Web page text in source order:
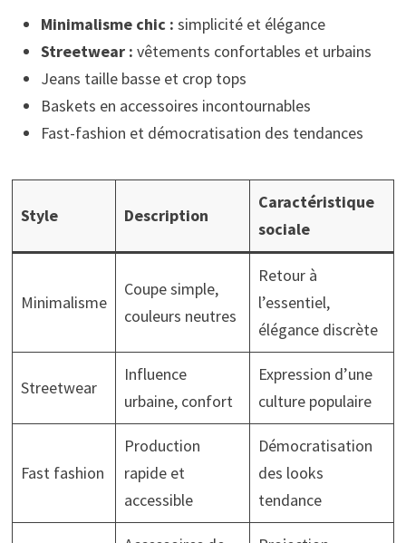
Minimalisme chic : simplicité et élégance
Streetwear : vêtements confortables et urbains
Jeans taille basse et crop tops
Baskets en accessoires incontournables
Fast-fashion et démocratisation des tendances
Style Description
Caractéristique
sociale
Minimalisme
Coupe simple,
couleurs neutres
Retour à
l’essentiel,
élégance discrète
Streetwear
Influence
urbaine, confort
Expression d’une
culture populaire
Fast fashion
Production
rapide et
accessible
Démocratisation
des looks
tendance